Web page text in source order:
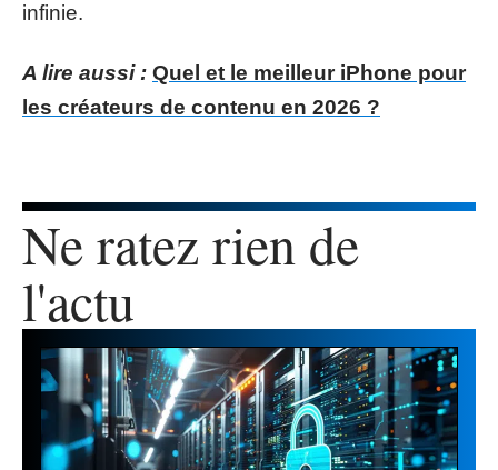
infinie.
A lire aussi : Quel et le meilleur iPhone pour
les créateurs de contenu en 2026 ?
Ne ratez rien de
l'actu